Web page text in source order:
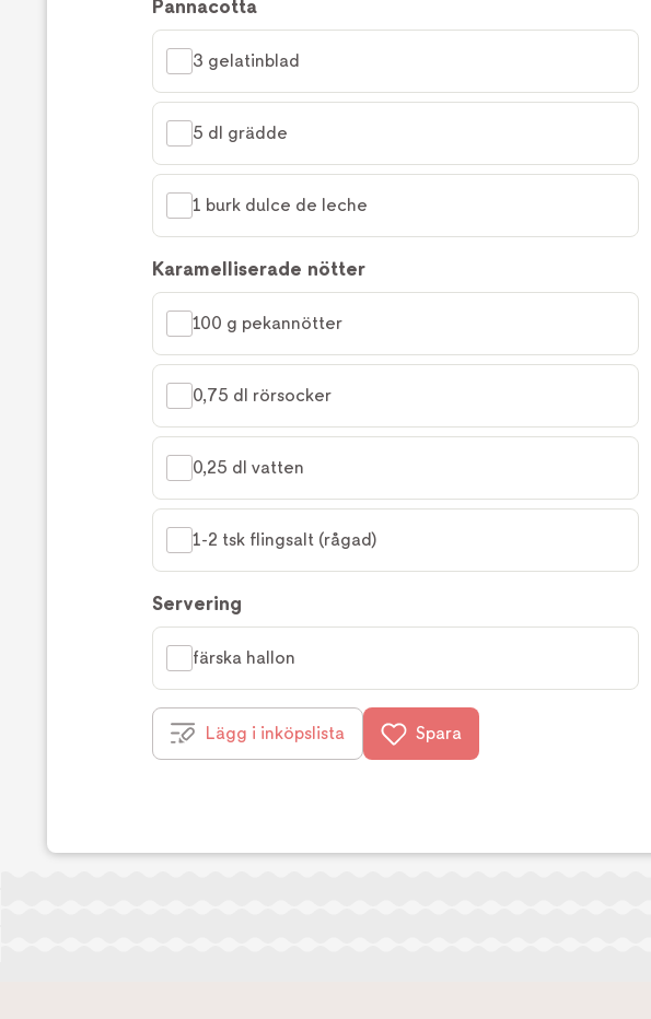
Pannacotta
3 gelatinblad
5 dl grädde
1 burk dulce de leche
Karamelliserade nötter
100 g pekannötter
0,75 dl rörsocker
0,25 dl vatten
1-2 tsk flingsalt (rågad)
Servering
färska hallon
Lägg i inköpslista Spara